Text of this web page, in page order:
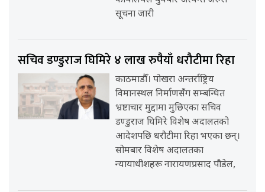
सूचना जारी
सचिव डण्डुराज घिमिरे ४ लाख रुपैयाँ धरौटीमा रिहा
काठमाडौँ। पोखरा अन्तर्राष्ट्रिय
विमानस्थल निर्माणसँग सम्बन्धित
भ्रष्टाचार मुद्दामा मुछिएका सचिव
डण्डुराज घिमिरे विशेष अदालतको
आदेशपछि धरौटीमा रिहा भएका छन्।
सोमबार विशेष अदालतका
न्यायाधीशहरू नारायणप्रसाद पौडेल,